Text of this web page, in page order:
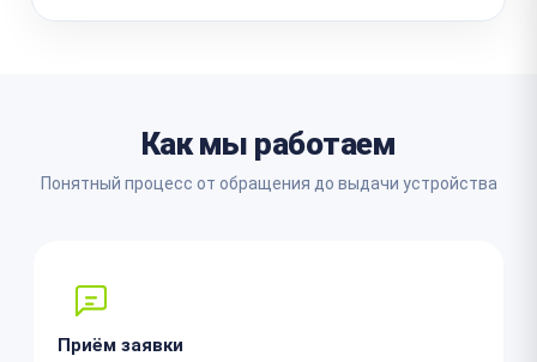
Как мы работаем
Понятный процесс от обращения до выдачи устройства
Приём заявки